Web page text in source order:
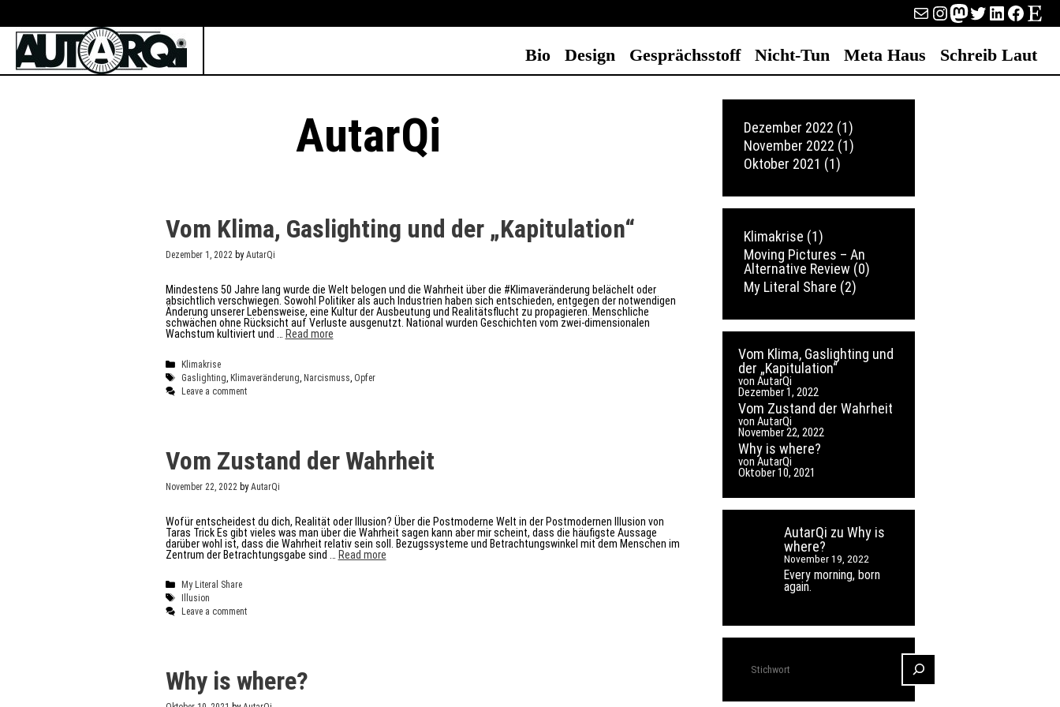
content
E-MailInstagram
Mastodon
Twitter
LinkedIn
Etsy
Bio Design Gesprächsstoff Nicht-Tun Meta Haus Schreib Laut
AutarQi
Vom Klima, Gaslighting und der „Kapitulation“
Dezember 1, 2022 by AutarQi
Mindestens 50 Jahre lang wurde die Welt belogen und die Wahrheit über die #Klimaveränderung belächelt oder
absichtlich verschwiegen. Sowohl Politiker als auch Industrien haben sich entschieden, entgegen der notwendigen
Änderung unserer Lebensweise, eine Kultur der Ausbeutung und Realitätsflucht zu propagieren. Menschliche
schwächen ohne Rücksicht auf Verluste ausgenutzt. National wurden Geschichten vom zwei-dimensionalen
Wachstum kultiviert und …
Read moreVom
der
Categories
Klimakrise
Tags
Gaslighting Klimaveränderung Narcismuss Opfer
Leave a comment
Vom Zustand der Wahrheit
November 22, 2022 by AutarQi
Wofür entscheidest du dich, Realität oder Illusion? Über die Postmoderne Welt in der Postmodernen Illusion von
Taras Trick Es gibt vieles was man über die Wahrheit sagen kann aber mir scheint, dass die häufigste Aussage
darüber wohl ist, dass die Wahrheit relativ sein soll. Bezugssysteme und Betrachtungswinkel mit dem Menschen im
Zentrum der Betrachtungsgabe sind …
Read moreVom
Categories
My Literal Share
Tags
Illusion
Leave a comment
Why is where?
Dezember 2022 (1)
November 2022 (1)
Oktober 2021 (1)
Klimakrise (1)
Moving Pictures – An
Alternative Review(0)
My Literal Share (2)
Vom Klima, Gaslighting und
der „Kapitulation“
von AutarQi
Dezember 1, 2022
Vom Zustand der Wahrheit
von AutarQi
November 22, 2022
Why is where?
von AutarQi
Oktober 10, 2021
AutarQi zuWhy is
where?
November 19, 2022
Every morning, born
again.